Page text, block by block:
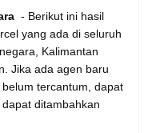
- Berikut ini hasil
yang ada di seluruh
Kalimantan
Jika ada agen baru
tercantum, dapat
ditambahkan